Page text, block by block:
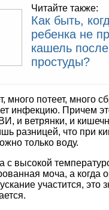
Читайте также:
Как быть,
ребенка не
кашель после
простуды?
много потеет, много
инфекцию. Причем
и ветрянки, и
разницей, что при
только воду.
с высокой
моча, а когда
участится, это